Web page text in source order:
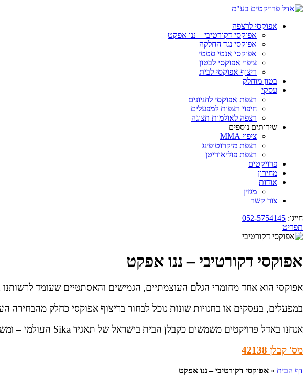
אפוקסי לרצפה
אפוקסי דקורטיבי – ננו אפקט
אפוקסי נגד החלקה
אפוקסי אנטי סטטי
ציפוי אפוקסי לבטון
ריצוף אפוקסי לבית
בטון מוחלק
עסקי
רצפת אפוקסי לחניונים
חיפוי רצפות למפעלים
רצפה לאולמות תצוגה
שירותים נוספים
ציפוי MMA
רצפת מיקרוטופינג
רצפת פוליאוריטן
פרויקטים
מחירון
אודות
מגזין
צור קשר
חייגו: 052-5754145
תפריט
אפוקסי דקורטיבי – ננו אפקט
אפוקסי הוא אחד מחומרי הגלם העוצמתיים, הגמישים והאסתטיים שעומד לרשותנו
במפעלים, בעסקים או בחנויות שונות נוכל לבחור בריצוף אפוקסי כחלק מהבחירה
אנחנו באדל פרויקטים משמשים כקבלן הבית בישראל של תאגיד Sika העולמי – ומשווקים ריצוף אפוקסי איכותי (אפוקסי ננו אפקט) מבית היוצר של Sika ובהתאמה אישית לכל לקוח.
מס' קבלן 42138
דף הבית » אפוקסי דקורטיבי – ננו אפקט